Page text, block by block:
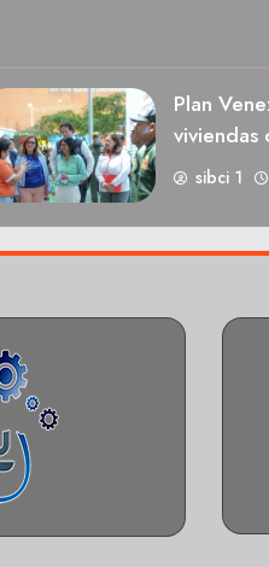
Plan
sibci 1